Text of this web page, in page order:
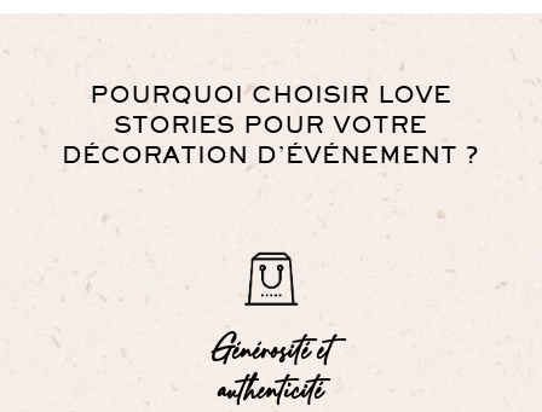
POURQUOI CHOISIR LOVE
STORIES POUR VOTRE
DÉCORATION D’ÉVÉNEMENT ?
Générosité et
authenticité